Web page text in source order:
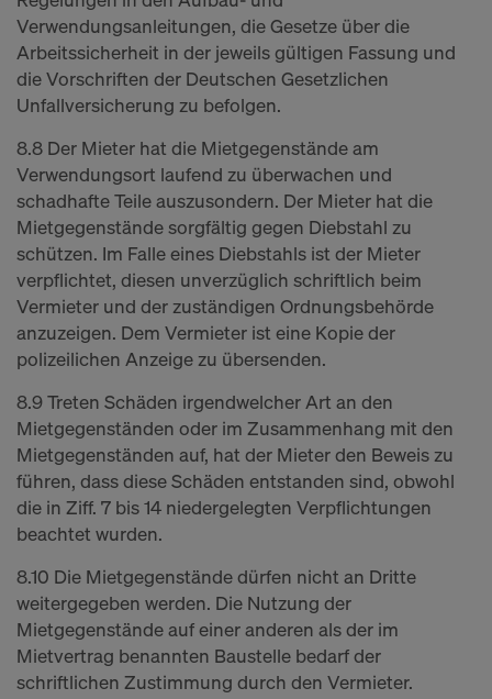
Verwendungsanleitungen, die Gesetze über die
Arbeitssicherheit in der jeweils gültigen Fassung und
die Vorschriften der Deutschen Gesetzlichen
Unfallversicherung zu befolgen.
8.8 Der Mieter hat die Mietgegenstände am
Verwendungsort laufend zu überwachen und
schadhafte Teile auszusondern. Der Mieter hat die
Mietgegenstände sorgfältig gegen Diebstahl zu
schützen. Im Falle eines Diebstahls ist der Mieter
verpflichtet, diesen unverzüglich schriftlich beim
Vermieter und der zuständigen Ordnungsbehörde
anzuzeigen. Dem Vermieter ist eine Kopie der
polizeilichen Anzeige zu übersenden.
8.9 Treten Schäden irgendwelcher Art an den
Mietgegenständen oder im Zusammenhang mit den
Mietgegenständen auf, hat der Mieter den Beweis zu
führen, dass diese Schäden entstanden sind, obwohl
die in Ziff. 7 bis 14 niedergelegten Verpflichtungen
beachtet wurden.
8.10 Die Mietgegenstände dürfen nicht an Dritte
weitergegeben werden. Die Nutzung der
Mietgegenstände auf einer anderen als der im
Mietvertrag benannten Baustelle bedarf der
schriftlichen Zustimmung durch den Vermieter.